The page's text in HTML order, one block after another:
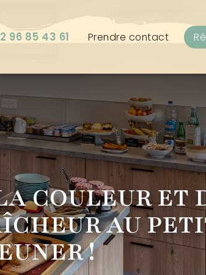
96 85 43 61 Prendre contact
COULEUR ET
AU
!